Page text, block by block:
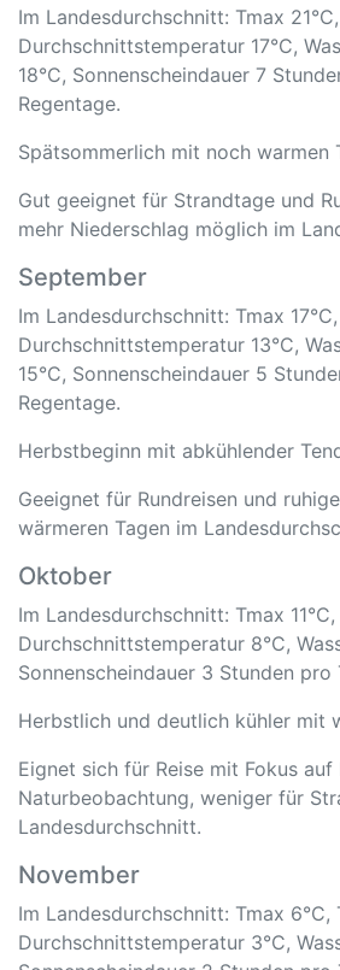
Im Landesdurchschnitt: Tmax
Durchschnittstemperatur 17°C,
18°C, Sonnenscheindauer 7
Regentage.
Spätsommerlich mit noch warmen
Gut geeignet für Strandtage und
mehr Niederschlag möglich im
September
Im Landesdurchschnitt: Tmax
Durchschnittstemperatur 13°C,
15°C, Sonnenscheindauer 5
Regentage.
Herbstbeginn mit abkühlender
Geeignet für Rundreisen und
wärmeren Tagen im
Oktober
Im Landesdurchschnitt: Tmax 11°C,
Durchschnittstemperatur 8°C,
Sonnenscheindauer 3 Stunden pro
Herbstlich und deutlich kühler mit
Eignet sich für Reise mit Fokus auf
Naturbeobachtung, weniger für
Landesdurchschnitt.
November
Im Landesdurchschnitt: Tmax 6°C,
Durchschnittstemperatur 3°C,